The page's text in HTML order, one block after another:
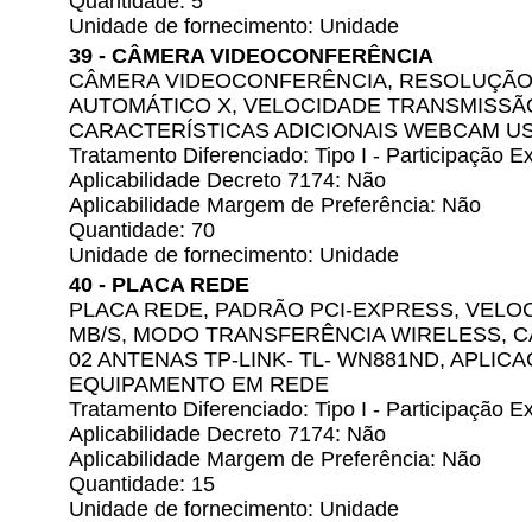
Unidade de fornecimento: Unidade
39 - CÂMERA VIDEOCONFERÊNCIA
CÂMERA VIDEOCONFERÊNCIA,
AUTOMÁTICO X, VELOCIDADE
CARACTERÍSTICAS ADICIONAIS WEBCAM
Tratamento Diferenciado: Tipo I - Participação
Aplicabilidade Decreto 7174: Não
Aplicabilidade Margem de Preferência: Não
Quantidade: 70
Unidade de fornecimento: Unidade
40 - PLACA REDE
PLACA REDE, PADRÃO PCI-EXPRESS,
MB/S, MODO TRANSFERÊNCIA WIRELESS,
02 ANTENAS TP-LINK- TL- WN881ND,
EQUIPAMENTO EM REDE
Tratamento Diferenciado: Tipo I - Participação
Aplicabilidade Decreto 7174: Não
Aplicabilidade Margem de Preferência: Não
Quantidade: 15
Unidade de fornecimento: Unidade